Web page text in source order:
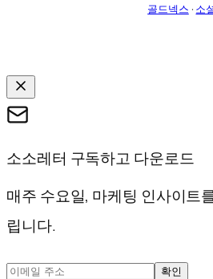
골드넥스 · 소
소소레터 구독하고 다운로드
매주 수요일, 마케팅 인사이트
립니다.
확인